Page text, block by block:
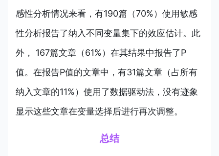
感性分析情况来看，有190篇（70%）使用敏感
性分析报告了纳入不同变量集下的效应估计。此
外， 167篇文章（61%）在其结果中报告了P
值。在报告P值的文章中，有31篇文章（占所有
纳入文章的11%）使用了数据驱动法，没有迹象
显示这些文章在变量选择后进行再次调整。
总结